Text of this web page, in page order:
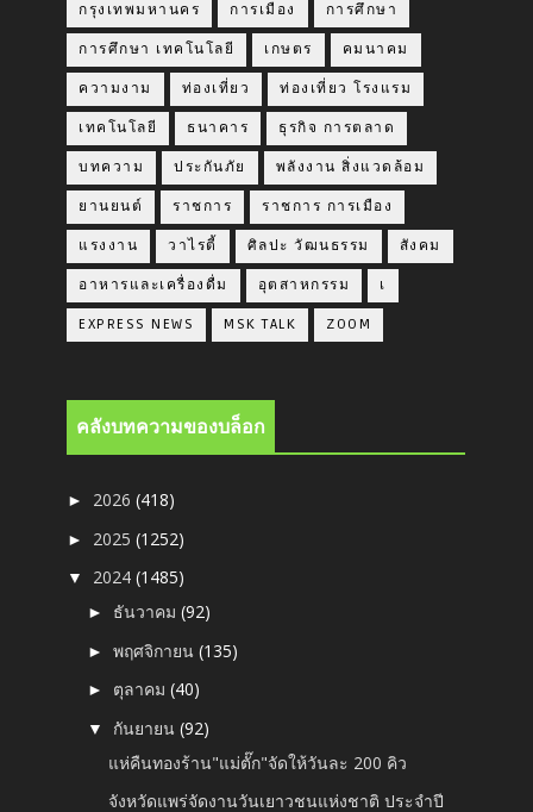
กรุงเทพมหานคร การเมือง การศึกษา
การศึกษา เทคโนโลยี เกษตร คมนาคม
ความงาม ท่องเที่ยว ท่องเที่ยว โรงแรม
เทคโนโลยี ธนาคาร ธุรกิจ การตลาด
บทความ ประกันภัย พลังงาน สิ่งแวดล้อม
ยานยนต์ ราชการ ราชการ การเมือง
แรงงาน วาไรตี้ ศิลปะ วัฒนธรรม สังคม
อาหารและเครื่องดื่ม อุตสาหกรรม เ
EXPRESS NEWS MSK TALK ZOOM
คลังบทความของบล็อก
► 2026(418)
► 2025(1252)
▼ 2024(1485)
► ธันวาคม(92)
►พฤศจิกายน(135)
► ตุลาคม(40)
▼ กันยายน(92)
แห่คืนทองร้าน"แม่ตั๊ก"จัดให้วันละ 200 คิว
จังหวัดแพร่จัดงานวันเยาวชนแห่งชาติ ประจำปี